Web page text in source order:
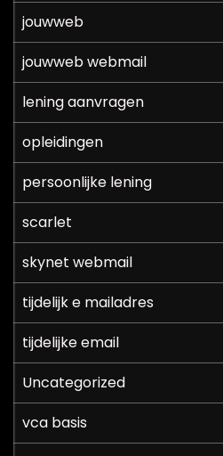
jouwweb
jouwweb webmail
lening aanvragen
opleidingen
persoonlijke lening
scarlet
skynet webmail
tijdelijk e mailadres
tijdelijke email
Uncategorized
vca basis